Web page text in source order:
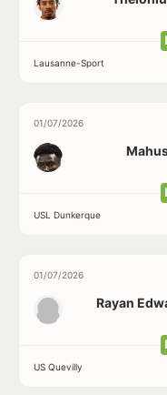
Lausanne-Sport
01/07/2026
USL Dunkerque
01/07/2026
Rayan
US Quevilly